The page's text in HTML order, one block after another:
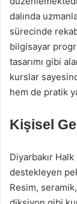
dalında
sürecinde
bilgisayar
tasarımı gibi
kurslar
hem de pratik
Kişisel
Diyarbakır
destekleyen
Resim,